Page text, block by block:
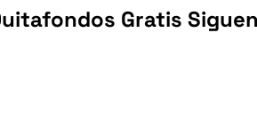
Gratis